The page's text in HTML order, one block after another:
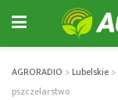
AGRORADIO >Lubelskie >
pszczelarstwo